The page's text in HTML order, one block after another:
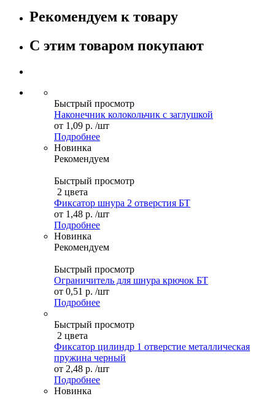
Рекомендуем к товару
С этим товаром покупают
Быстрый просмотр
Наконечник колокольчик с заглушкой
от 1,09 р. /шт
Подробнее
Новинка
Рекомендуем
Быстрый просмотр
2 цвета
Фиксатор шнура 2 отверстия БТ
от 1,48 р. /шт
Подробнее
Новинка
Рекомендуем
Быстрый просмотр
Ограничитель для шнура крючок БТ
от 0,51 р. /шт
Подробнее
Быстрый просмотр
2 цвета
Фиксатор цилиндр 1 отверстие металлическая
пружина черный
от 2,48 р. /шт
Подробнее
Новинка